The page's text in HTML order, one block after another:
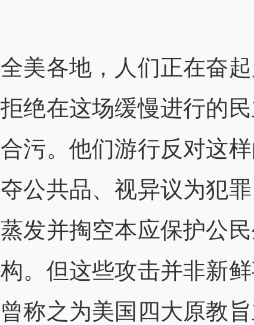
全美各地，人们正在奋
拒绝在这场缓慢进行的
合污。他们游行反对这
夺公共品、视异议为犯
蒸发并掏空本应保护公
构。但这些攻击并非新
曾称之为美国四大原教